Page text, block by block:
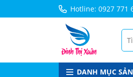
Hotline: 0927 771
DANH MỤC